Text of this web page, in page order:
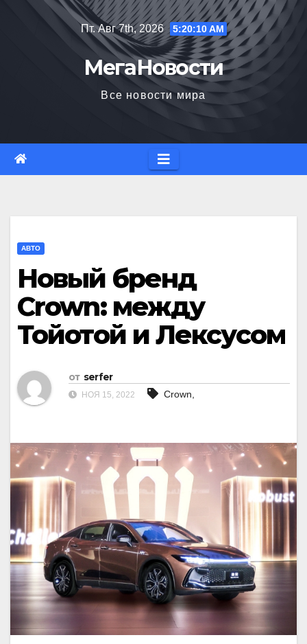
Пт. Авг 7th, 2026 5:20:11 AM
МегаНовости
Все новости мира
АВТО
Новый бренд
Crown: между
Тойотой и Лексусом
от serfer
НОЯ 15, 2022 Crown,